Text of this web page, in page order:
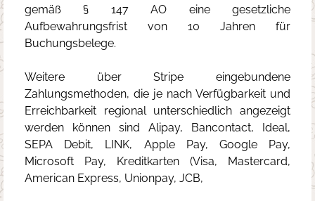
gemäß § 147 AO eine gesetzliche
Aufbewahrungsfrist von 10 Jahren für
Buchungsbelege.
Weitere über Stripe eingebundene
Zahlungsmethoden, die je nach Verfügbarkeit und
Erreichbarkeit regional unterschiedlich angezeigt
werden können sind Alipay, Bancontact, Ideal,
SEPA Debit, LINK, Apple Pay, Google Pay,
Microsoft Pay, Kreditkarten (Visa, Mastercard,
American Express, Unionpay, JCB,